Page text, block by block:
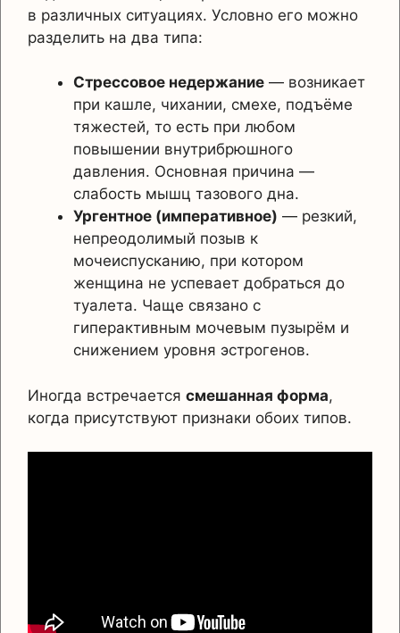
в различных ситуациях. Условно его можно
разделить на два типа:
Стрессовое недержание — возникает
при кашле, чихании, смехе, подъёме
тяжестей, то есть при любом
повышении внутрибрюшного
давления. Основная причина —
слабость мышц тазового дна.
Ургентное (императивное) — резкий,
непреодолимый позыв к
мочеиспусканию, при котором
женщина не успевает добраться до
туалета. Чаще связано с
гиперактивным мочевым пузырём и
снижением уровня эстрогенов.
Иногда встречается смешанная форма,
когда присутствуют признаки обоих типов.